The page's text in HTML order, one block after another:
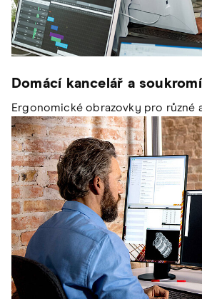
Domácí kancelář a
Ergonomické obrazovky pro různé